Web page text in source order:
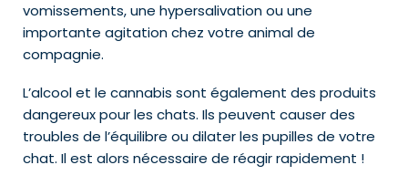
vomissements, une hypersalivation ou une
importante agitation chez votre animal de
compagnie.
L’alcool et le cannabis sont également des produits
dangereux pour les chats. Ils peuvent causer des
troubles de l’équilibre ou dilater les pupilles de votre
chat. Il est alors nécessaire de réagir rapidement !